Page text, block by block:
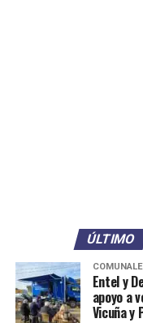
ÚLTIMO
Entel y
apoyo a
Vicuña y